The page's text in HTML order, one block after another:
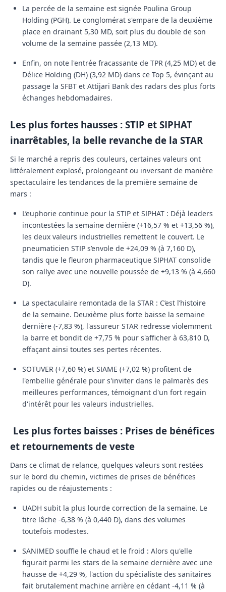
La percée de la semaine est signée Poulina Group
Holding (PGH). Le conglomérat s'empare de la deuxième
place en drainant 5,30 MD, soit plus du double de son
volume de la semaine passée (2,13 MD).
Enfin, on note l'entrée fracassante de TPR (4,25 MD) et de
Délice Holding (DH) (3,92 MD) dans ce Top 5, évinçant au
passage la SFBT et Attijari Bank des radars des plus forts
échanges hebdomadaires.
Les plus fortes hausses : STIP et SIPHAT
inarrêtables, la belle revanche de la STAR
Si le marché a repris des couleurs, certaines valeurs ont
littéralement explosé, prolongeant ou inversant de manière
spectaculaire les tendances de la première semaine de
mars :
L’euphorie continue pour la STIP et SIPHAT : Déjà leaders
incontestées la semaine dernière (+16,57 % et +13,56 %),
les deux valeurs industrielles remettent le couvert. Le
pneumaticien STIP s’envole de +24,09 % (à 7,160 D),
tandis que le fleuron pharmaceutique SIPHAT consolide
son rallye avec une nouvelle poussée de +9,13 % (à 4,660
D).
La spectaculaire remontada de la STAR : C’est l’histoire
de la semaine. Deuxième plus forte baisse la semaine
dernière (-7,83 %), l'assureur STAR redresse violemment
la barre et bondit de +7,75 % pour s'afficher à 63,810 D,
effaçant ainsi toutes ses pertes récentes.
SOTUVER (+7,60 %) et SIAME (+7,02 %) profitent de
l'embellie générale pour s'inviter dans le palmarès des
meilleures performances, témoignant d'un fort regain
d'intérêt pour les valeurs industrielles.
Les plus fortes baisses : Prises de bénéfices
et retournements de veste
Dans ce climat de relance, quelques valeurs sont restées
sur le bord du chemin, victimes de prises de bénéfices
rapides ou de réajustements :
UADH subit la plus lourde correction de la semaine. Le
titre lâche -6,38 % (à 0,440 D), dans des volumes
toutefois modestes.
SANIMED souffle le chaud et le froid : Alors qu'elle
figurait parmi les stars de la semaine dernière avec une
hausse de +4,29 %, l'action du spécialiste des sanitaires
fait brutalement machine arrière en cédant -4,11 % (à